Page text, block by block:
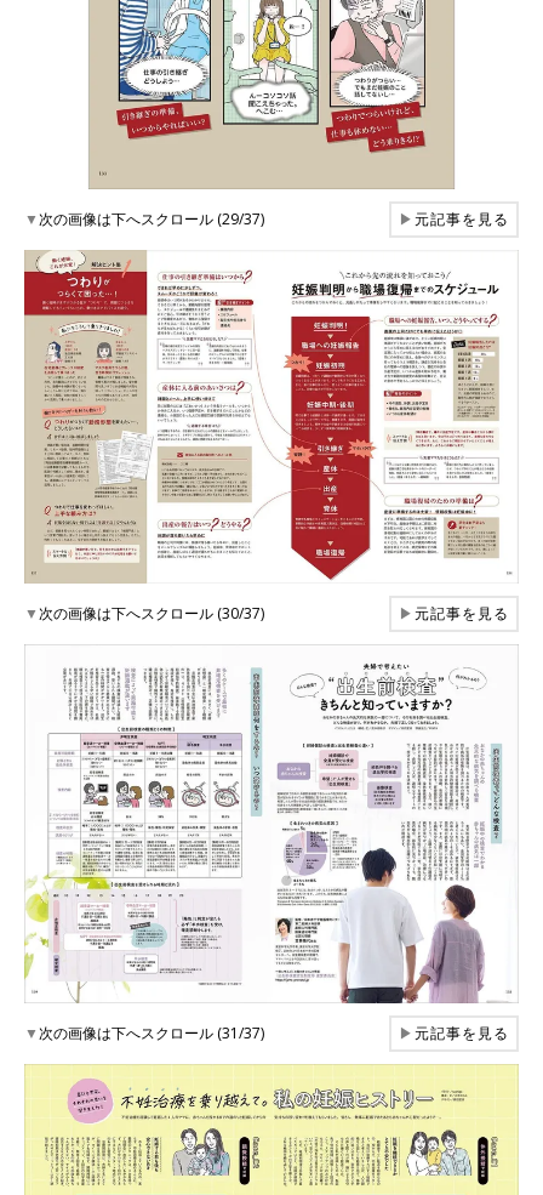
▼次の画像は下へスクロール (29/37) ▶元記事を見る
▼次の画像は下へスクロール (30/37) ▶元記事を見る
▼次の画像は下へスクロール (31/37) ▶元記事を見る